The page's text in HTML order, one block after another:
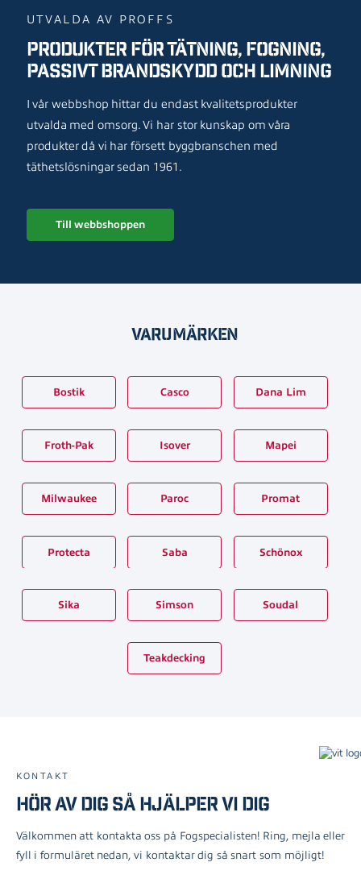
UTVALDA AV PROFFS
PRODUKTER FÖR TÄTNING, FOGNING,
PASSIVT BRANDSKYDD OCH LIMNING
I vår webbshop hittar du endast kvalitetsprodukter
utvalda med omsorg. Vi har stor kunskap om våra
produkter då vi har försett byggbranschen med
täthetslösningar sedan 1961.
Till webbshoppen
Varumärken
Bostik Casco Dana Lim
Froth-Pak Isover Mapei
Milwaukee Paroc Promat
Protecta Saba Schönox
Sika Simson Soudal
Teakdecking
KONTAKT
Hör av dig så hjälper vi dig
Välkommen att kontakta oss på Fogspecialisten! Ring, mejla eller
fyll i formuläret nedan, vi kontaktar dig så snart som möjligt!